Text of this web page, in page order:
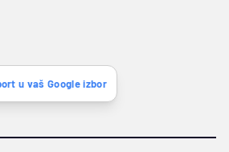
u vaš Google izbor